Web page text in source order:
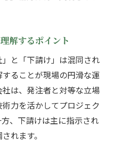
解するポイント
と「下請け」は混同され
ることが現場の円滑な運
は、発注者と対等な立場
力を活かしてプロジェク
、下請けは主に指示され
れます。